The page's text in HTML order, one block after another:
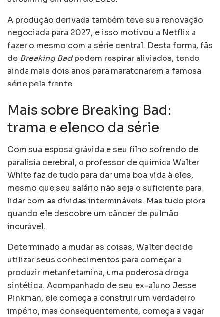
A produção derivada também teve sua renovação
negociada para 2027, e isso motivou a Netflix a
fazer o mesmo com a série central. Desta forma, fãs
de Breaking Badpodem respirar aliviados, tendo
ainda mais dois anos para maratonarem a famosa
série pela frente.
Mais sobre Breaking Bad:
trama e elenco da série
Com sua esposa grávida e seu filho sofrendo de
paralisia cerebral, o professor de química Walter
White faz de tudo para dar uma boa vida à eles,
mesmo que seu salário não seja o suficiente para
lidar com as dívidas intermináveis. Mas tudo piora
quando ele descobre um câncer de pulmão
incurável.
Determinado a mudar as coisas, Walter decide
utilizar seus conhecimentos para começar a
produzir metanfetamina, uma poderosa droga
sintética. Acompanhado de seu ex-aluno Jesse
Pinkman, ele começa a construir um verdadeiro
império, mas consequentemente, começa a vagar